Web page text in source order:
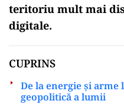
teritoriu mult mai
digitale.
CUPRINS
De la energie și
geopolitică a lumii